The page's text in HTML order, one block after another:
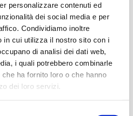
personalizzare contenuti ed
dei social media e per
Condividiamo inoltre
in cui utilizza il nostro sito con i
di analisi dei dati web,
i quali potrebbero combinarle
ha fornito loro o che hanno
dei loro servizi.
funzionamento degli
quanto siano simili a
Anche fra le vespe,
come il
e l’inganno, ma
materno e l’unione.